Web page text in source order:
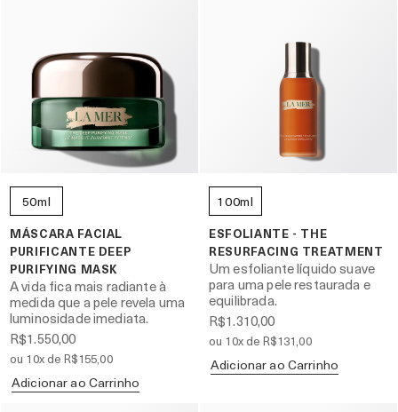
50ml
MÁSCARA FACIAL
PURIFICANTE DEEP
PURIFYING MASK
A vida fica mais radiante à
medida que a pele revela uma
luminosidade imediata.
R$1.550,00
ou 10x de R$155,00
Adicionar ao Carrinho
100ml
ESFOLIANTE - THE
RESURFACING TREATMENT
Um esfoliante líquido suave
para uma pele restaurada e
equilibrada.
R$1.310,00
ou 10x de R$131,00
Adicionar ao Carrinho